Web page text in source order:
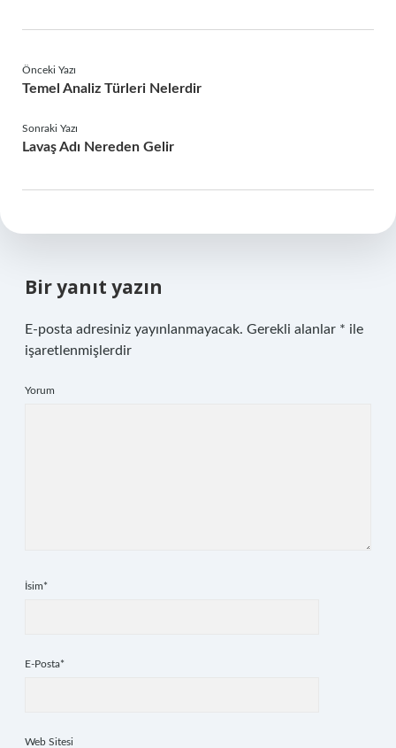
Önceki Yazı
Temel Analiz Türleri Nelerdir
Sonraki Yazı
Lavaş Adı Nereden Gelir
Bir yanıt yazın
E-posta adresiniz yayınlanmayacak. Gerekli alanlar * ile
işaretlenmişlerdir
Yorum
İsim*
E-Posta*
Web Sitesi